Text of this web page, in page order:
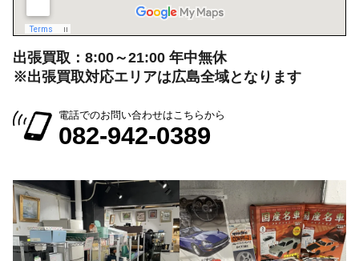
出張買取：8:00～21:00 年中無休
電話でのお問い合わせはこちらから
082-942-0389